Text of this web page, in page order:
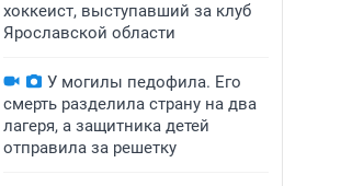
хоккеист, выступавший за клуб
Ярославской области
У могилы педофила. Его
смерть разделила страну на два
лагеря, а защитника детей
отправила за решетку